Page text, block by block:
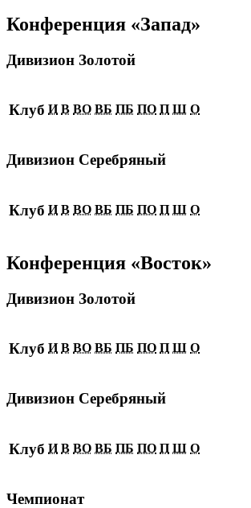
Конференция «Запад»
Дивизион Золотой
Клуб И В ВО ВБ ПБ ПО П Ш О
Дивизион Серебряный
Клуб И В ВО ВБ ПБ ПО П Ш О
Конференция «Восток»
Дивизион Золотой
Клуб И В ВО ВБ ПБ ПО П Ш О
Дивизион Серебряный
Клуб И В ВО ВБ ПБ ПО П Ш О
Чемпионат